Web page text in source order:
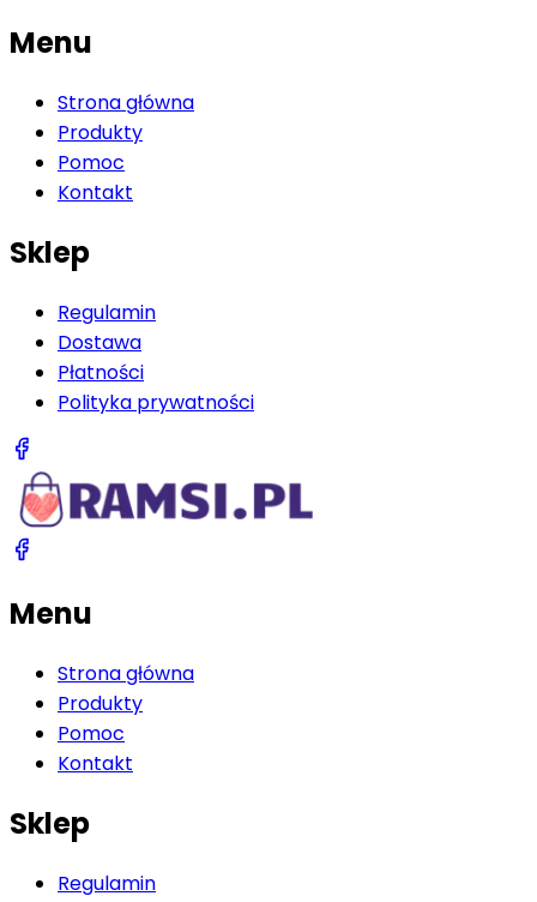
Menu
Strona główna
Produkty
Pomoc
Kontakt
Sklep
Regulamin
Dostawa
Płatności
Polityka prywatności
Menu
Strona główna
Produkty
Pomoc
Kontakt
Sklep
Regulamin